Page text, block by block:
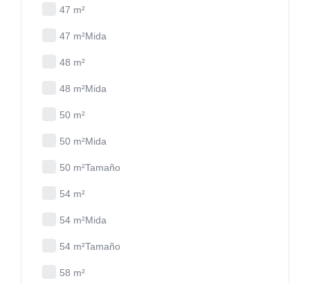
47 m²
47 m²Mida
48 m²
48 m²Mida
50 m²
50 m²Mida
50 m²Tamaño
54 m²
54 m²Mida
54 m²Tamaño
58 m²